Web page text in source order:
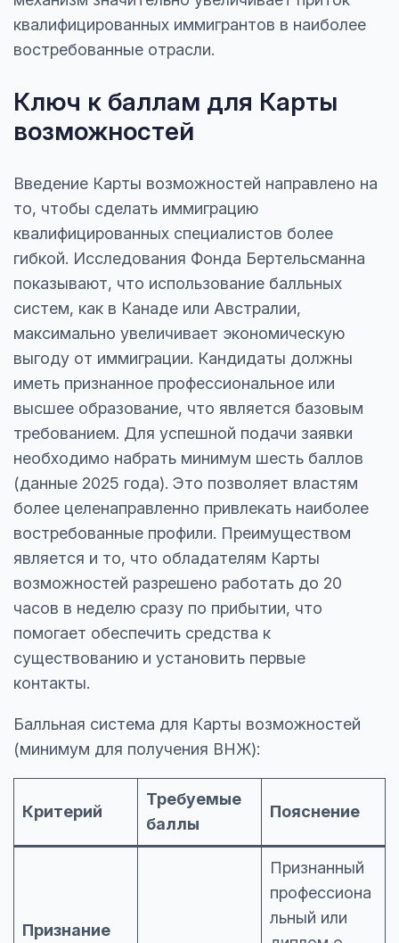
квалифицированных иммигрантов в наиболее
востребованные отрасли.
Ключ к баллам для Карты
возможностей
Введение Карты возможностей направлено на
то, чтобы сделать иммиграцию
квалифицированных специалистов более
гибкой. Исследования Фонда Бертельсманна
показывают, что использование балльных
систем, как в Канаде или Австралии,
максимально увеличивает экономическую
выгоду от иммиграции. Кандидаты должны
иметь признанное профессиональное или
высшее образование, что является базовым
требованием. Для успешной подачи заявки
необходимо набрать минимум шесть баллов
(данные 2025 года). Это позволяет властям
более целенаправленно привлекать наиболее
востребованные профили. Преимуществом
является и то, что обладателям Карты
возможностей разрешено работать до 20
часов в неделю сразу по прибытии, что
помогает обеспечить средства к
существованию и установить первые
контакты.
Балльная система для Карты возможностей
(минимум для получения ВНЖ):
Критерий
Требуемые
баллы
Пояснение
Признание
Признанный
профессиона
льный или